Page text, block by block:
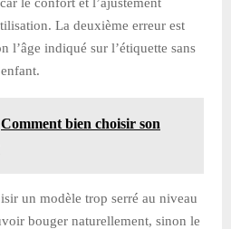
La deuxième erreur est
l’âge indiqué sur l’étiquette sans
Comment bien choisir son
un modèle trop serré au niveau
bouger naturellement, sinon le